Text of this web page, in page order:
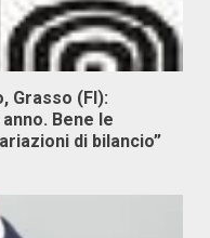
Grasso (FI):
Bene le
di bilancio”